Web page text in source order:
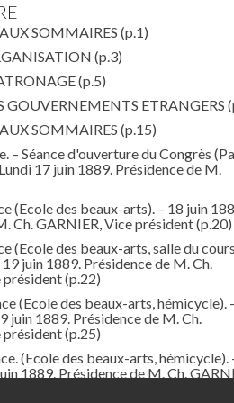
SOMMAIRES (p.1)
(p.3)
(p.5)
GOUVERNEMENTS ETRANGERS
SOMMAIRES (p.15)
– Séance d'ouverture du Congrès
17 juin 1889. Présidence de M.
(Ecole des beaux-arts). – 18 juin
Ch. GARNIER, Vice président(p.20)
(Ecole des beaux-arts, salle du
juin 1889. Présidence de M. Ch.
président(p.22)
(Ecole des beaux-arts, hémicycle).
juin 1889. Présidence de M. Ch.
président(p.25)
(Ecole des beaux-arts, hémicycle).
1889. Présidence de M. Ch.